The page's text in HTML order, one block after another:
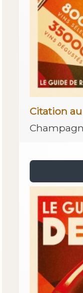
Citation